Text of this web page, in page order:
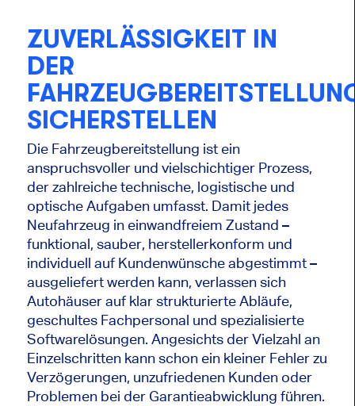
ZUVERLÄSSIGKEIT IN
DER
SICHERSTELLEN
Die Fahrzeugbereitstellung ist ein
anspruchsvoller und vielschichtiger Prozess,
der zahlreiche technische, logistische und
optische Aufgaben umfasst. Damit jedes
Neufahrzeug in einwandfreiem Zustand –
funktional, sauber, herstellerkonform und
individuell auf Kundenwünsche abgestimmt –
ausgeliefert werden kann, verlassen sich
Autohäuser auf klar strukturierte Abläufe,
geschultes Fachpersonal und spezialisierte
Softwarelösungen. Angesichts der Vielzahl an
Einzelschritten kann schon ein kleiner Fehler zu
Verzögerungen, unzufriedenen Kunden oder
Problemen bei der Garantieabwicklung führen.